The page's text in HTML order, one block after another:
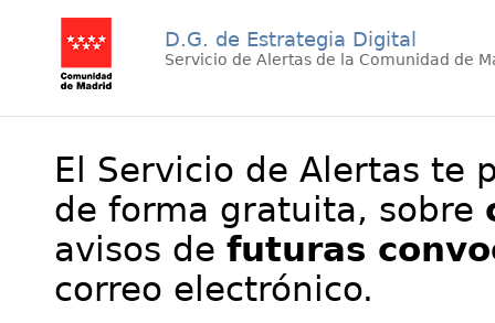
D.G. de Estrategia Digital
Servicio de Alertas de la Comunidad de
El Servicio de Alertas te
de forma gratuita, sobre
avisos de futuras
correo electrónico.